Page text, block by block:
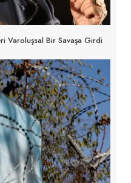
Varoluşsal Bir Savaşa Girdi